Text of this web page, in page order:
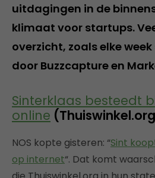
uitdagingen in de
klimaat voor startups.
overzicht, zoals elke
door Buzzcapture en
Sinterklaas besteedt
online
NOS kopte gisteren: “Sint
op internet“. Dat komt